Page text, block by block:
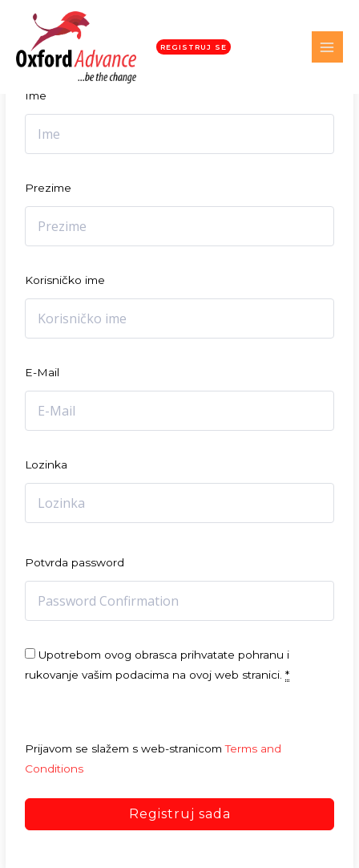
REGISTRUJ SE
Student registracija
Ime
Prezime
Korisničko ime
E-Mail
Lozinka
Potvrda password
Upotrebom ovog obrasca prihvatate pohranu i
rukovanje vašim podacima na ovoj web stranici.*
Prijavom se slažem s web-stranicomTerms and
Conditions
Registruj sada